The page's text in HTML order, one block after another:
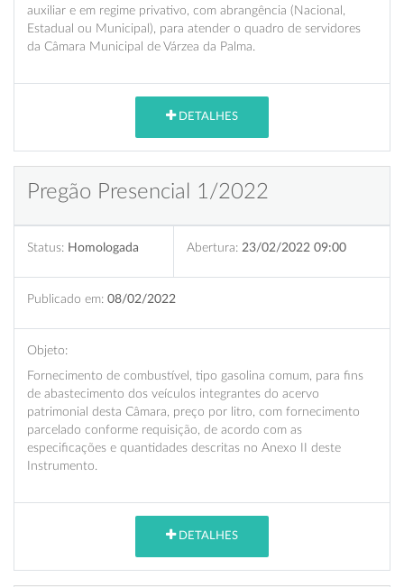
auxiliar e em regime privativo, com abrangência (Nacional,
Estadual ou Municipal), para atender o quadro de servidores
da Câmara Municipal de Várzea da Palma.
DETALHES
Pregão Presencial 1/2022
Status: Homologada Abertura: 23/02/2022 09:00
Publicado em: 08/02/2022
Objeto:
Fornecimento de combustível, tipo gasolina comum, para fins
de abastecimento dos veículos integrantes do acervo
patrimonial desta Câmara, preço por litro, com fornecimento
parcelado conforme requisição, de acordo com as
especificações e quantidades descritas no Anexo II deste
Instrumento.
DETALHES